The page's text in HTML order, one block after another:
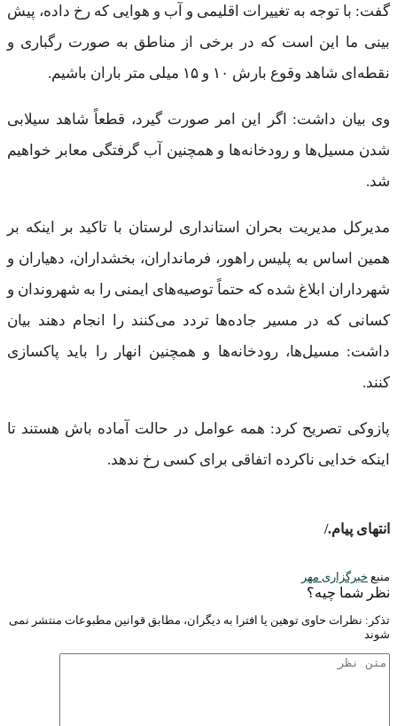
گفت: با توجه به تغییرات اقلیمی و آب و هوایی که رخ داده، پیش
بینی ما این است که در برخی از مناطق به صورت رگباری و
نقطه‌ای شاهد وقوع بارش ۱۰ و ۱۵ میلی متر باران باشیم.
وی بیان داشت: اگر این امر صورت گیرد، قطعاً شاهد سیلابی
شدن مسیل‌ها و رودخانه‌ها و همچنین آب گرفتگی معابر خواهیم
شد.
مدیرکل مدیریت بحران استانداری لرستان با تاکید بر اینکه بر
همین اساس به پلیس راهور، فرمانداران، بخشداران، دهیاران و
شهرداران ابلاغ شده که حتماً توصیه‌های ایمنی را به شهروندان و
کسانی که در مسیر جاده‌ها تردد می‌کنند را انجام دهند بیان
داشت: مسیل‌ها، رودخانه‌ها و همچنین انهار را باید پاکسازی
کنند.
پازوکی تصریح کرد: همه عوامل در حالت آماده باش هستند تا
اینکه خدایی ناکرده اتفاقی برای کسی رخ ندهد.
/.انتهای پیام
منبع خبرگزاری مهر
نظر شما چیه؟
تذكر: نظرات حاوی توهين يا افترا به ديگران، مطابق قوانين مطبوعات منتشر نمی
شوند